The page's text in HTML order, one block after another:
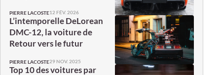
PIERRE LACOSTE12 FÉV. 2026
L’intemporelle DeLorean
DMC-12, la voiture de
Retour vers le futur
PIERRE LACOSTE29 NOV. 2025
Top 10 des voitures par